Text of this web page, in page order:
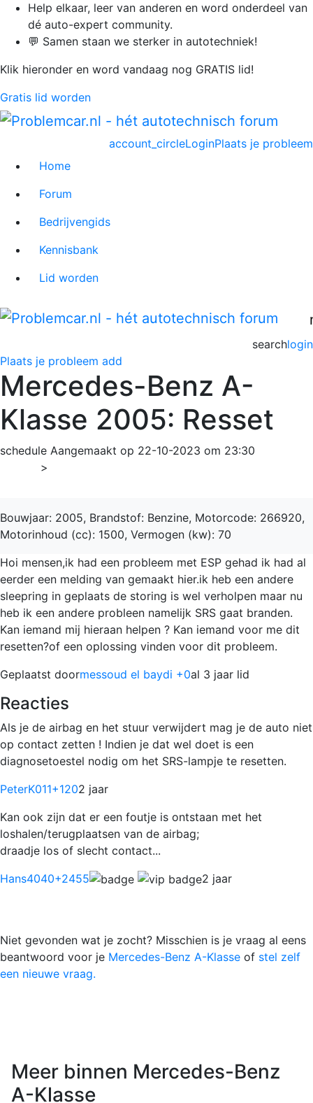
Help elkaar, leer van anderen en word onderdeel van
dé auto-expert community.
💬 Samen staan we sterker in autotechniek!
Klik hieronder en word vandaag nog GRATIS lid!
Gratis lid worden
Plaats je probleem
account_circleLogin
Home
Forum
Bedrijvengids
Kennisbank
Lid worden
login
search
Plaats je probleem add
Mercedes-Benz A-
Klasse 2005: Resset
schedule Aangemaakt op 22-10-2023 om 23:30
>
Bouwjaar: 2005, Brandstof: Benzine, Motorcode: 266920,
Motorinhoud (cc): 1500, Vermogen (kw): 70
Hoi mensen,ik had een probleem met ESP gehad ik had al
eerder een melding van gemaakt hier.ik heb een andere
sleepring in geplaats de storing is wel verholpen maar nu
heb ik een andere probleen namelijk SRS gaat branden.
Kan iemand mij hieraan helpen ? Kan iemand voor me dit
resetten?of een oplossing vinden voor dit probleem.
Geplaatst doormessoud el baydi +0al 3 jaar lid
Reacties
Als je de airbag en het stuur verwijdert mag je de auto niet
op contact zetten ! Indien je dat wel doet is een
diagnosetoestel nodig om het SRS-lampje te resetten.
PeterK011+1202 jaar
Kan ook zijn dat er een foutje is ontstaan met het
loshalen/terugplaatsen van de airbag;
draadje los of slecht contact...
Hans4040+2455 2 jaar
Niet gevonden wat je zocht? Misschien is je vraag al eens
beantwoord voor je Mercedes-Benz A-Klasse of stel zelf
een nieuwe vraag.
Meer binnen Mercedes-Benz
A-Klasse